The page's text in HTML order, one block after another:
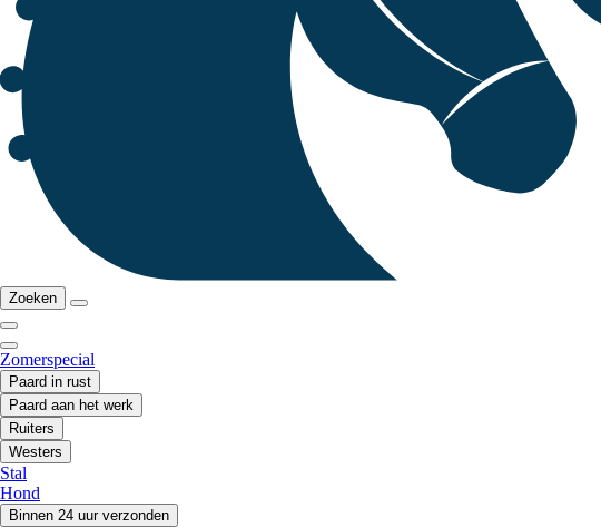
Zoeken
Zomerspecial
Paard in rust
Paard aan het werk
Ruiters
Westers
Stal
Hond
Binnen 24 uur verzonden